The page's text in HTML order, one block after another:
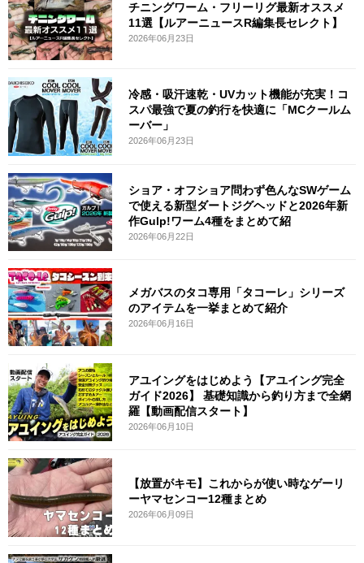
チニングワーム・フリーリグ最新オススメ
11選【ルアーニュースR編集長セレクト】
2026年06月23日
冷感・吸汗速乾・UVカット機能が充実！コ
スパ最強で夏の釣行を快適に「MCクールム
ーバー」
2026年06月23日
ショア・オフショア問わず色んなSWゲーム
で使える新型ダートジグヘッドと2026年新
作Gulp!ワーム4種をまとめて紹
2026年06月22日
メガバスのタコ専用「タコーレ」シリーズ
のアイテムを一挙まとめて紹介
2026年06月16日
アユイングをはじめよう【アユイング完全
ガイド2026】 基礎知識から釣り方まで全網
羅【動画配信スタート】
2026年06月10日
【放置がキモ】これからが使い時なゲーリ
ーヤマセンコー12種まとめ
2026年06月09日